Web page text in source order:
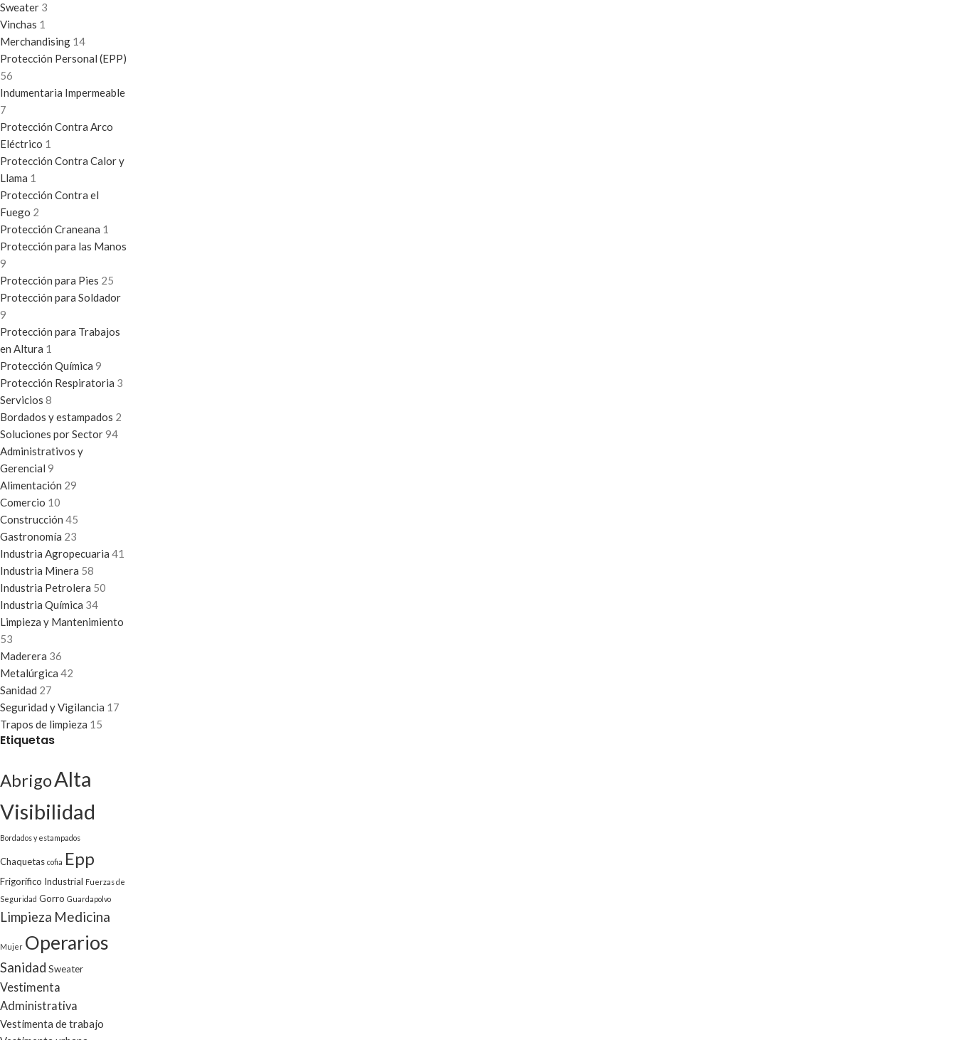
Sweater 3
Vinchas 1
Merchandising 14
Protección Personal (EPP)
56
Indumentaria Impermeable
7
Protección Contra Arco
Eléctrico 1
Protección Contra Calor y
Llama 1
Protección Contra el
Fuego 2
Protección Craneana 1
Protección para las Manos
9
Protección para Pies 25
Protección para Soldador
9
Protección para Trabajos
en Altura 1
Protección Química 9
Protección Respiratoria 3
Servicios 8
Bordados y estampados 2
Soluciones por Sector94
Administrativos y
Gerencial 9
Alimentación 29
Comercio 10
Construcción 45
Gastronomía 23
Industria Agropecuaria 41
Industria Minera 58
Industria Petrolera 50
Industria Química 34
Limpieza y Mantenimiento
53
Maderera 36
Metalúrgica 42
Sanidad 27
Seguridad y Vigilancia 17
Trapos de limpieza 15
Etiquetas
AbrigoAlta
Visibilidad
Bordados y estampados
Chaquetas cofia Epp
Frigorífico Industrial Fuerzas de
Seguridad Gorro Guardapolvo
Limpieza Medicina
Mujer Operarios
Sanidad Sweater
Vestimenta
Administrativa
Vestimenta de trabajo